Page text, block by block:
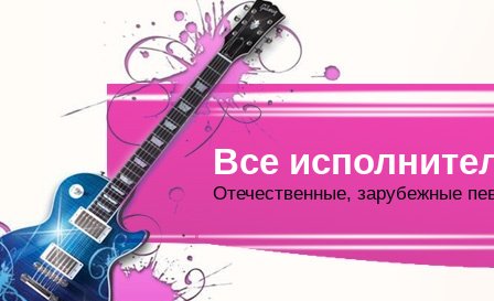
Все
Отечественные, зарубежные